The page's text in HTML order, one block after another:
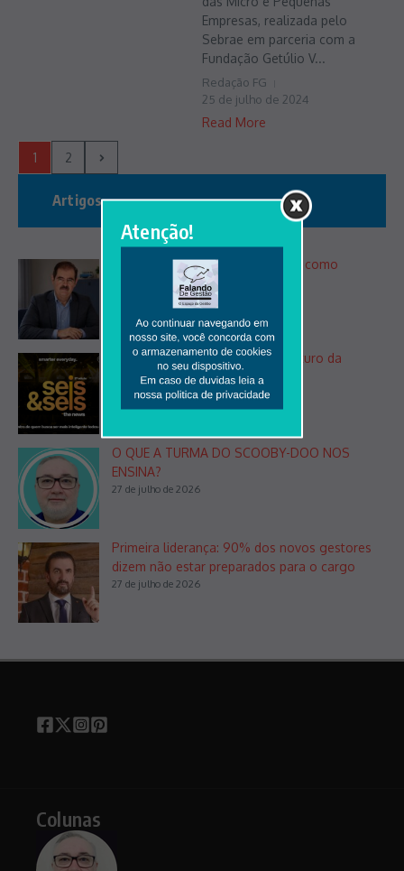
Empresas, realizada pelo
Sebrae em parceria com a
Fundação Getúlio V...
Redação FG
25 de julho de 2024
Read More
1 2
Artigos
Treinamento e desenvolvimento como
diferencial competitivo
31 de julho de 2026
The News Seis&Seis 2026: O Futuro da
Inteligência
27 de julho de 2026
O QUE A TURMA DO SCOOBY-DOO NOS
ENSINA?
27 de julho de 2026
Primeira liderança: 90% dos novos gestores
dizem não estar preparados para o cargo
27 de julho de 2026
Colunas
Atenção!